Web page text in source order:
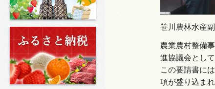
笹川農林水産
農業農村整備
進協議会とし
この要請書に
項が盛り込まれ